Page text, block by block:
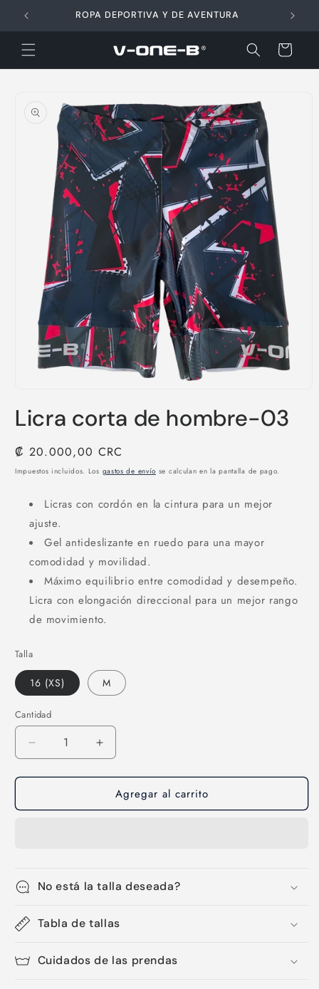
directamente
al contenido
ROPA DEPORTIVA Y DE AVENTURA
Carrito
información
del producto
multimedia
1
una
ventana
modal
Licra corta de hombre-03
Precio
habitual
₡ 20.000,00 CRC
Impuestos incluidos. Los gastos de envío se calculan en la pantalla de pago.
Licras con cordón en la cintura para un mejor
ajuste.
Gel antideslizante en ruedo para una mayor
comodidad y movilidad.
Máximo equilibrio entre comodidad y desempeño.
Licra con elongación direccional para un mejor rango
de movimiento.
Talla
16 (XS) M
Cantidad
Cantidad
Reducir
cantidad
para
corta
Aumentar
cantidad
para
Licra
corta
Agregar al carrito
No está la talla deseada?
Tabla de tallas
Cuidados de las prendas